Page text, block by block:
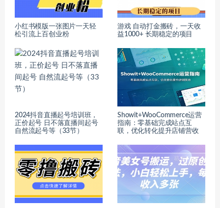
小红书模版一张图片一天轻
松引流上百创业粉
游戏 自动打金搬砖，一天收
益1000+ 长期稳定的项目
2024抖音直播起号培训班，
正价起号 日不落直播间起号
自然流起号等（33节）
Showit+WooCommerce运营
指南：零基础完成站点互
联，优化转化提升店铺营收